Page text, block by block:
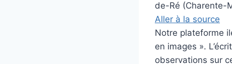
de-Ré (Charente-
Aller à la source
Notre plateforme
en images ».
observations sur